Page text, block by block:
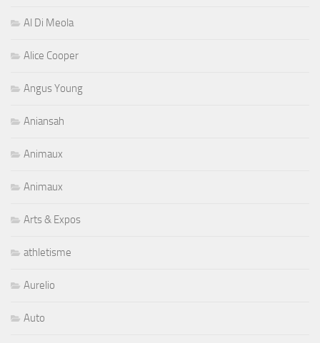
Al Di Meola
Alice Cooper
Angus Young
Aniansah
Animaux
Animaux
Arts & Expos
athletisme
Aurelio
Auto